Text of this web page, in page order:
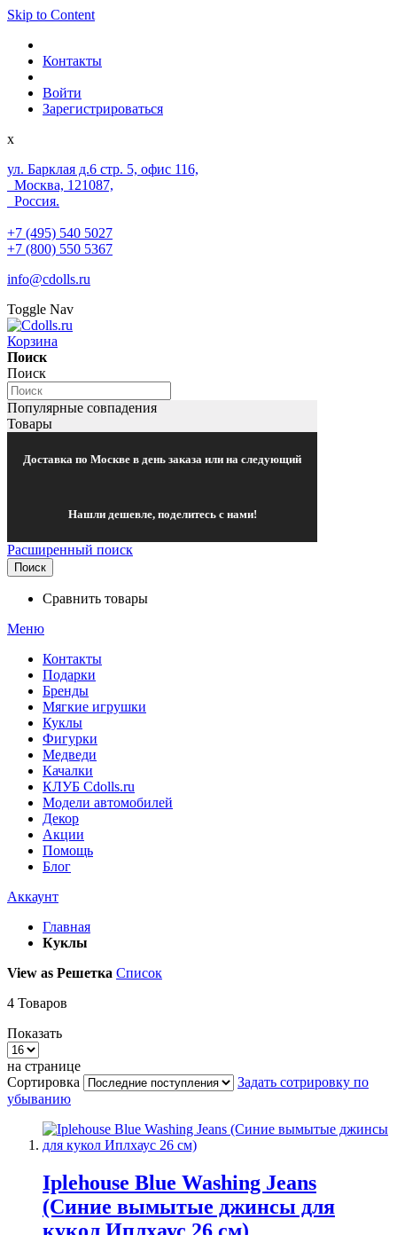
Skip to Content
Контакты
Войти
Зарегистрироваться
x
ул. Барклая д.6 стр. 5, офис 116,
Москва, 121087,
Россия.
+7 (495) 540 5027
+7 (800) 550 5367
info@cdolls.ru
Toggle Nav
Корзина
Поиск
Поиск
Популярные совпадения
Товары
Доставка по Москве в день заказа или на следующий
Нашли дешевле, поделитесь с нами!
Расширенный поиск
Поиск
Сравнить товары
Меню
Контакты
Подарки
Бренды
Мягкие игрушки
Куклы
Фигурки
Медведи
Качалки
КЛУБ Cdolls.ru
Модели автомобилей
Декор
Акции
Помощь
Блог
Аккаунт
Главная
Куклы
View as Решетка Список
4 Товаров
Показать
на странице
Сортировка
Задать сотрировку по
убыванию
Iplehouse Blue Washing Jeans
(Синие вымытые джинсы для